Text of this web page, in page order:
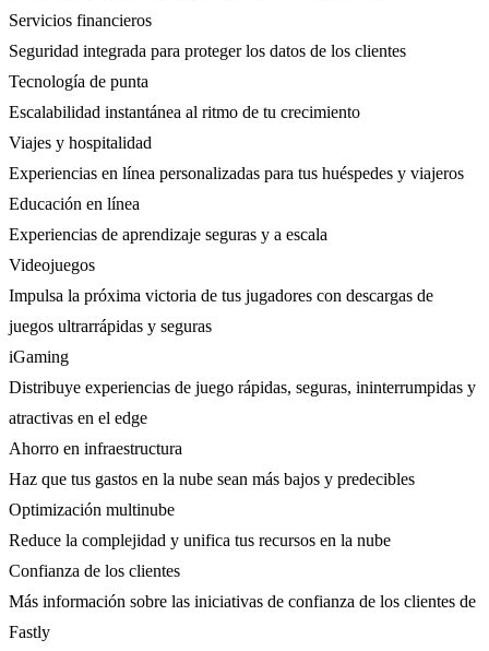
Servicios financieros
Seguridad integrada para proteger los datos de los clientes
Tecnología de punta
Escalabilidad instantánea al ritmo de tu crecimiento
Viajes y hospitalidad
Experiencias en línea personalizadas para tus huéspedes y viajeros
Educación en línea
Experiencias de aprendizaje seguras y a escala
Videojuegos
Impulsa la próxima victoria de tus jugadores con descargas de
juegos ultrarrápidas y seguras
iGaming
Distribuye experiencias de juego rápidas, seguras, ininterrumpidas y
atractivas en el edge
Ahorro en infraestructura
Haz que tus gastos en la nube sean más bajos y predecibles
Optimización multinube
Reduce la complejidad y unifica tus recursos en la nube
Confianza de los clientes
Más información sobre las iniciativas de confianza de los clientes de
Fastly